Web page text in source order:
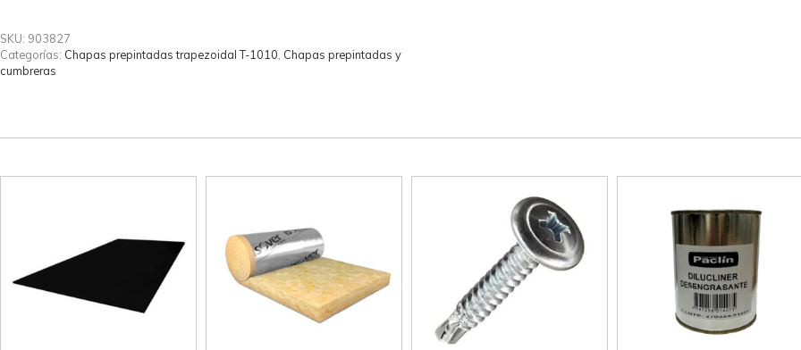
SKU: 903827
Categorías: Chapas prepintadas trapezoidal T-1010 Chapas prepintadas y
cumbreras